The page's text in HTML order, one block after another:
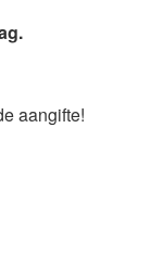
aangifte!